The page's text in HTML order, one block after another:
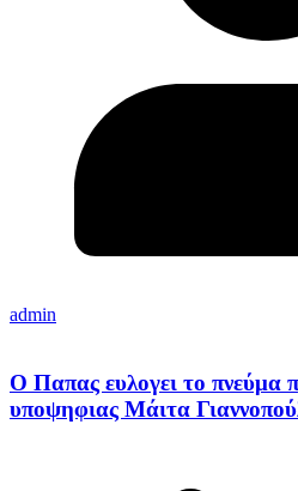
admin
Ο Παπας ευλογει το πνεύμα
υποψηφιας Mάιτα